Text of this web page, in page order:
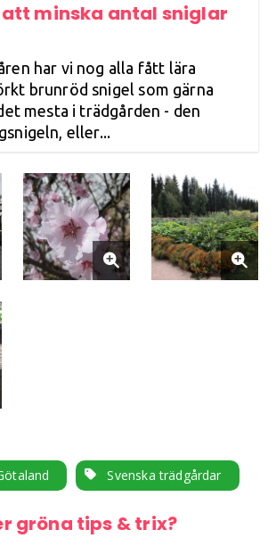
att minska antal sniglar
har vi nog alla fått lära
brunröd snigel som gärna
mesta i trädgården - den
eller...
Svenska trädgårdar
gröna tips & trix?